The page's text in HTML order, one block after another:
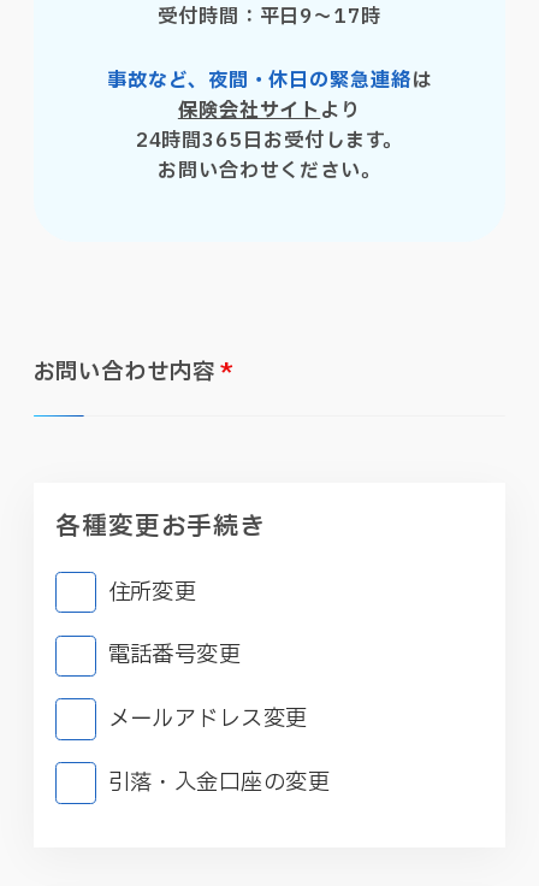
受付時間：平日9〜17時
事故など、夜間・休日の緊急連絡は
保険会社サイトより
24時間365日お受付します。
お問い合わせください。
お問い合わせ内容 *
各種変更お手続き
住所変更
電話番号変更
メールアドレス変更
引落・入金口座の変更